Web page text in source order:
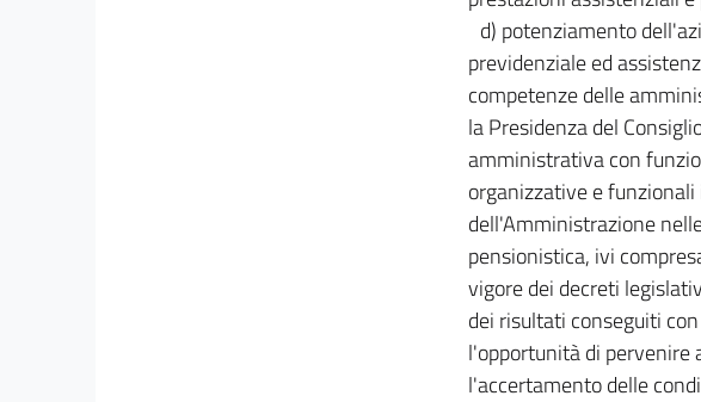
d) potenziamento
previdenziale ed
competenze delle
la Presidenza del
amministrativa con
organizzative e
dell'Amministrazione
pensionistica, ivi
vigore dei decreti
dei risultati conseguiti
l'opportunità di pervenire
l'accertamento delle